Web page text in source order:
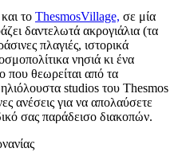
το ThesmosVillage, σε μία
δαντελωτά ακρογιάλια (τα
πλαγιές, ιστορικά
νησιά κι ένα
που θεωρείται από τα
studios του Thesmos
ανέσεις για να απολαύσετε
σας παράδεισο διακοπών.